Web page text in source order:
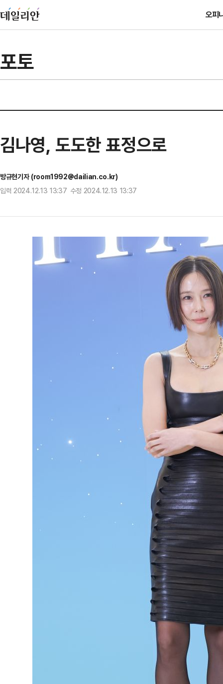
오피
포토
김나영, 도도한 표정으로
방규현기자 (room1992@dailian.co.kr)
입력 2024.12.13 13:37 수정 2024.12.13 13:37